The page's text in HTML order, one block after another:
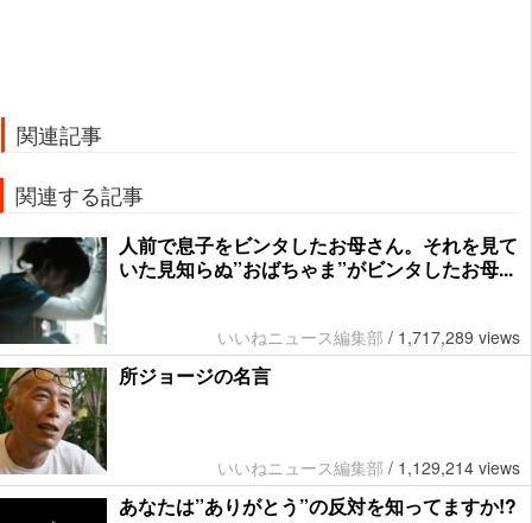
関連記事
関連する記事
人前で息子をビンタしたお母さん。それを見て
いた見知らぬ”おばちゃま”がビンタしたお母...
いいねニュース編集部 / 1,717,289 views
所ジョージの名言
いいねニュース編集部 / 1,129,214 views
あなたは”ありがとう”の反対を知ってますか!?